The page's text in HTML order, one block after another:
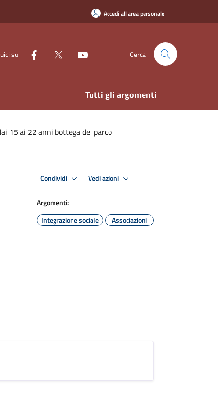
Accedi all'area personale
su Cerca
Tutti gli argomenti
15 ai 22 anni bottega del parco
Condividi Vedi azioni
Argomenti:
Integrazione sociale
Associazioni